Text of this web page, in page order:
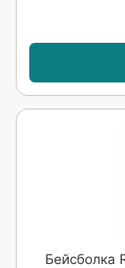
Бейсболка